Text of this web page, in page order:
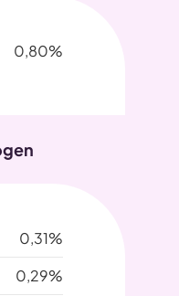
0,80%
0,31%
0,29%